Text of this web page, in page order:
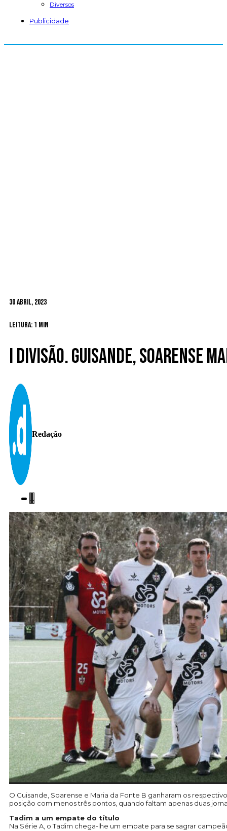
Diversos
Publicidade
30 Abril, 2023
Leitura: 1 min
I Divisão. Guisande, Soarense
Redação
O Guisande, Soarense e Maria da Fonte B ganharam os
posição com menos três pontos, quando faltam apenas duas
Tadim a um empate do título
Na Série A, o Tadim chega-lhe um empate para se sagrar